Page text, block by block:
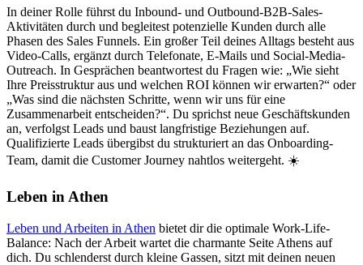
In deiner Rolle führst du Inbound- und Outbound-B2B-Sales-
Aktivitäten durch und begleitest potenzielle Kunden durch alle
Phasen des Sales Funnels. Ein großer Teil deines Alltags besteht aus
Video-Calls, ergänzt durch Telefonate, E-Mails und Social-Media-
Outreach. In Gesprächen beantwortest du Fragen wie: „Wie sieht
Ihre Preisstruktur aus und welchen ROI können wir erwarten?“ oder
„Was sind die nächsten Schritte, wenn wir uns für eine
Zusammenarbeit entscheiden?“. Du sprichst neue Geschäftskunden
an, verfolgst Leads und baust langfristige Beziehungen auf.
Qualifizierte Leads übergibst du strukturiert an das Onboarding-
Team, damit die Customer Journey nahtlos weitergeht. ☀️
Leben in Athen
Leben und Arbeiten in Athen bietet dir die optimale Work-Life-
Balance: Nach der Arbeit wartet die charmante Seite Athens auf
dich. Du schlenderst durch kleine Gassen, sitzt mit deinen neuen